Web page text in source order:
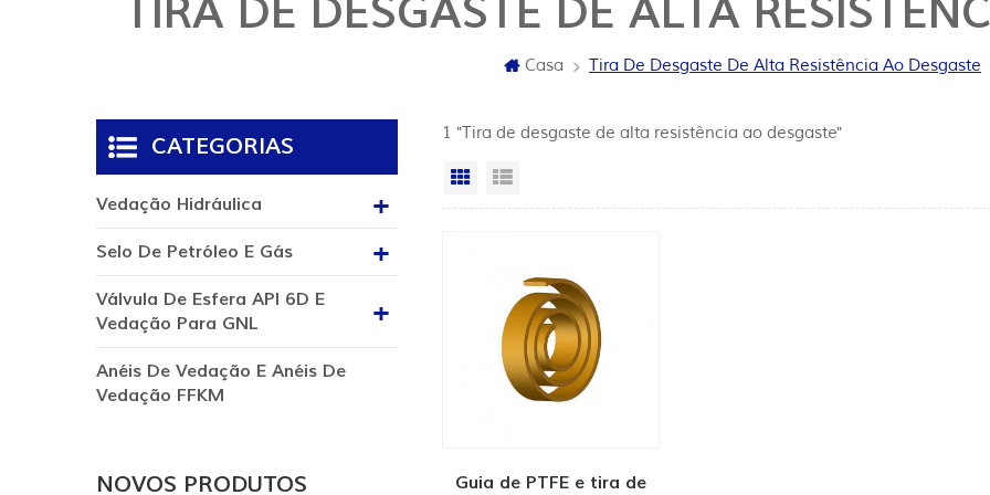
TIRA DE DESGASTE DE ALTA
Casa Tira De Desgaste De Alta Resistência Ao Desgaste
1 "Tira de desgaste de alta resistência ao desgaste"
Vista da grade
Guia de PTFE e tira de
CATEGORIAS
Vedação Hidráulica
Selo De Petróleo E Gás
Válvula De Esfera API 6D E
Vedação Para GNL
Anéis De Vedação E Anéis De
Vedação FFKM
NOVOS PRODUTOS